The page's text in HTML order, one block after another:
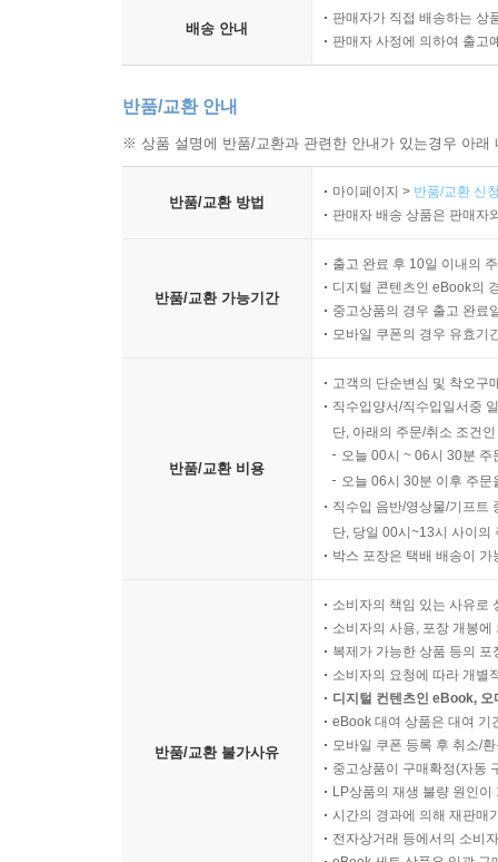
배송 안내
판매자가 직접 배송하는 상
판매자 사정에 의하여 출고
반품/교환 안내
※ 상품 설명에 반품/교환과 관련한 안내가 있는경우 아
반품/교환 방법
마이페이지 > 반품/교환 신
판매자 배송 상품은 판매자
반품/교환 가능기간
출고 완료 후 10일 이내의
디지털 콘텐츠인 eBook의
중고상품의 경우 출고 완료
모바일 쿠폰의 경우 유효기
반품/교환 비용
고객의 단순변심 및 착오구
직수입양서/직수입일서중
단, 아래의 주문/취소 조건
오늘 00시 ~ 06시 30분
오늘 06시 30분 이후 주
직수입 음반/영상물/기프트
단, 당일 00시~13시 사이의
박스 포장은 택배 배송이
반품/교환 불가사유
소비자의 책임 있는 사유로
소비자의 사용, 포장 개봉
복제가 가능한 상품 등의
소비자의 요청에 따라 개별
디지털 컨텐츠인 eBook,
eBook 대여 상품은 대여 기
모바일 쿠폰 등록 후 취소/
중고상품이 구매확정(자동
LP상품의 재생 불량 원인
시간의 경과에 의해 재판매
전자상거래 등에서의 소비